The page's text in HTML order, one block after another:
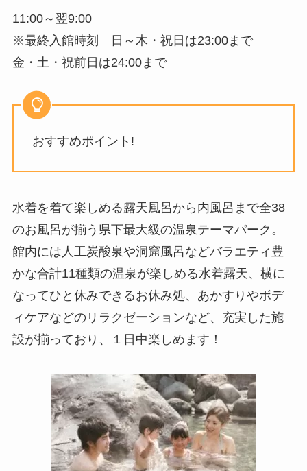
11:00～翌9:00
※最終入館時刻 日～木・祝日は23:00まで
金・土・祝前日は24:00まで
おすすめポイント!
水着を着て楽しめる露天風呂から内風呂まで全38
のお風呂が揃う県下最大級の温泉テーマパーク。
館内には人工炭酸泉や洞窟風呂などバラエティ豊
かな合計11種類の温泉が楽しめる水着露天、横に
なってひと休みできるお休み処、あかすりやボデ
ィケアなどのリラクゼーションなど、充実した施
設が揃っており、１日中楽しめます！